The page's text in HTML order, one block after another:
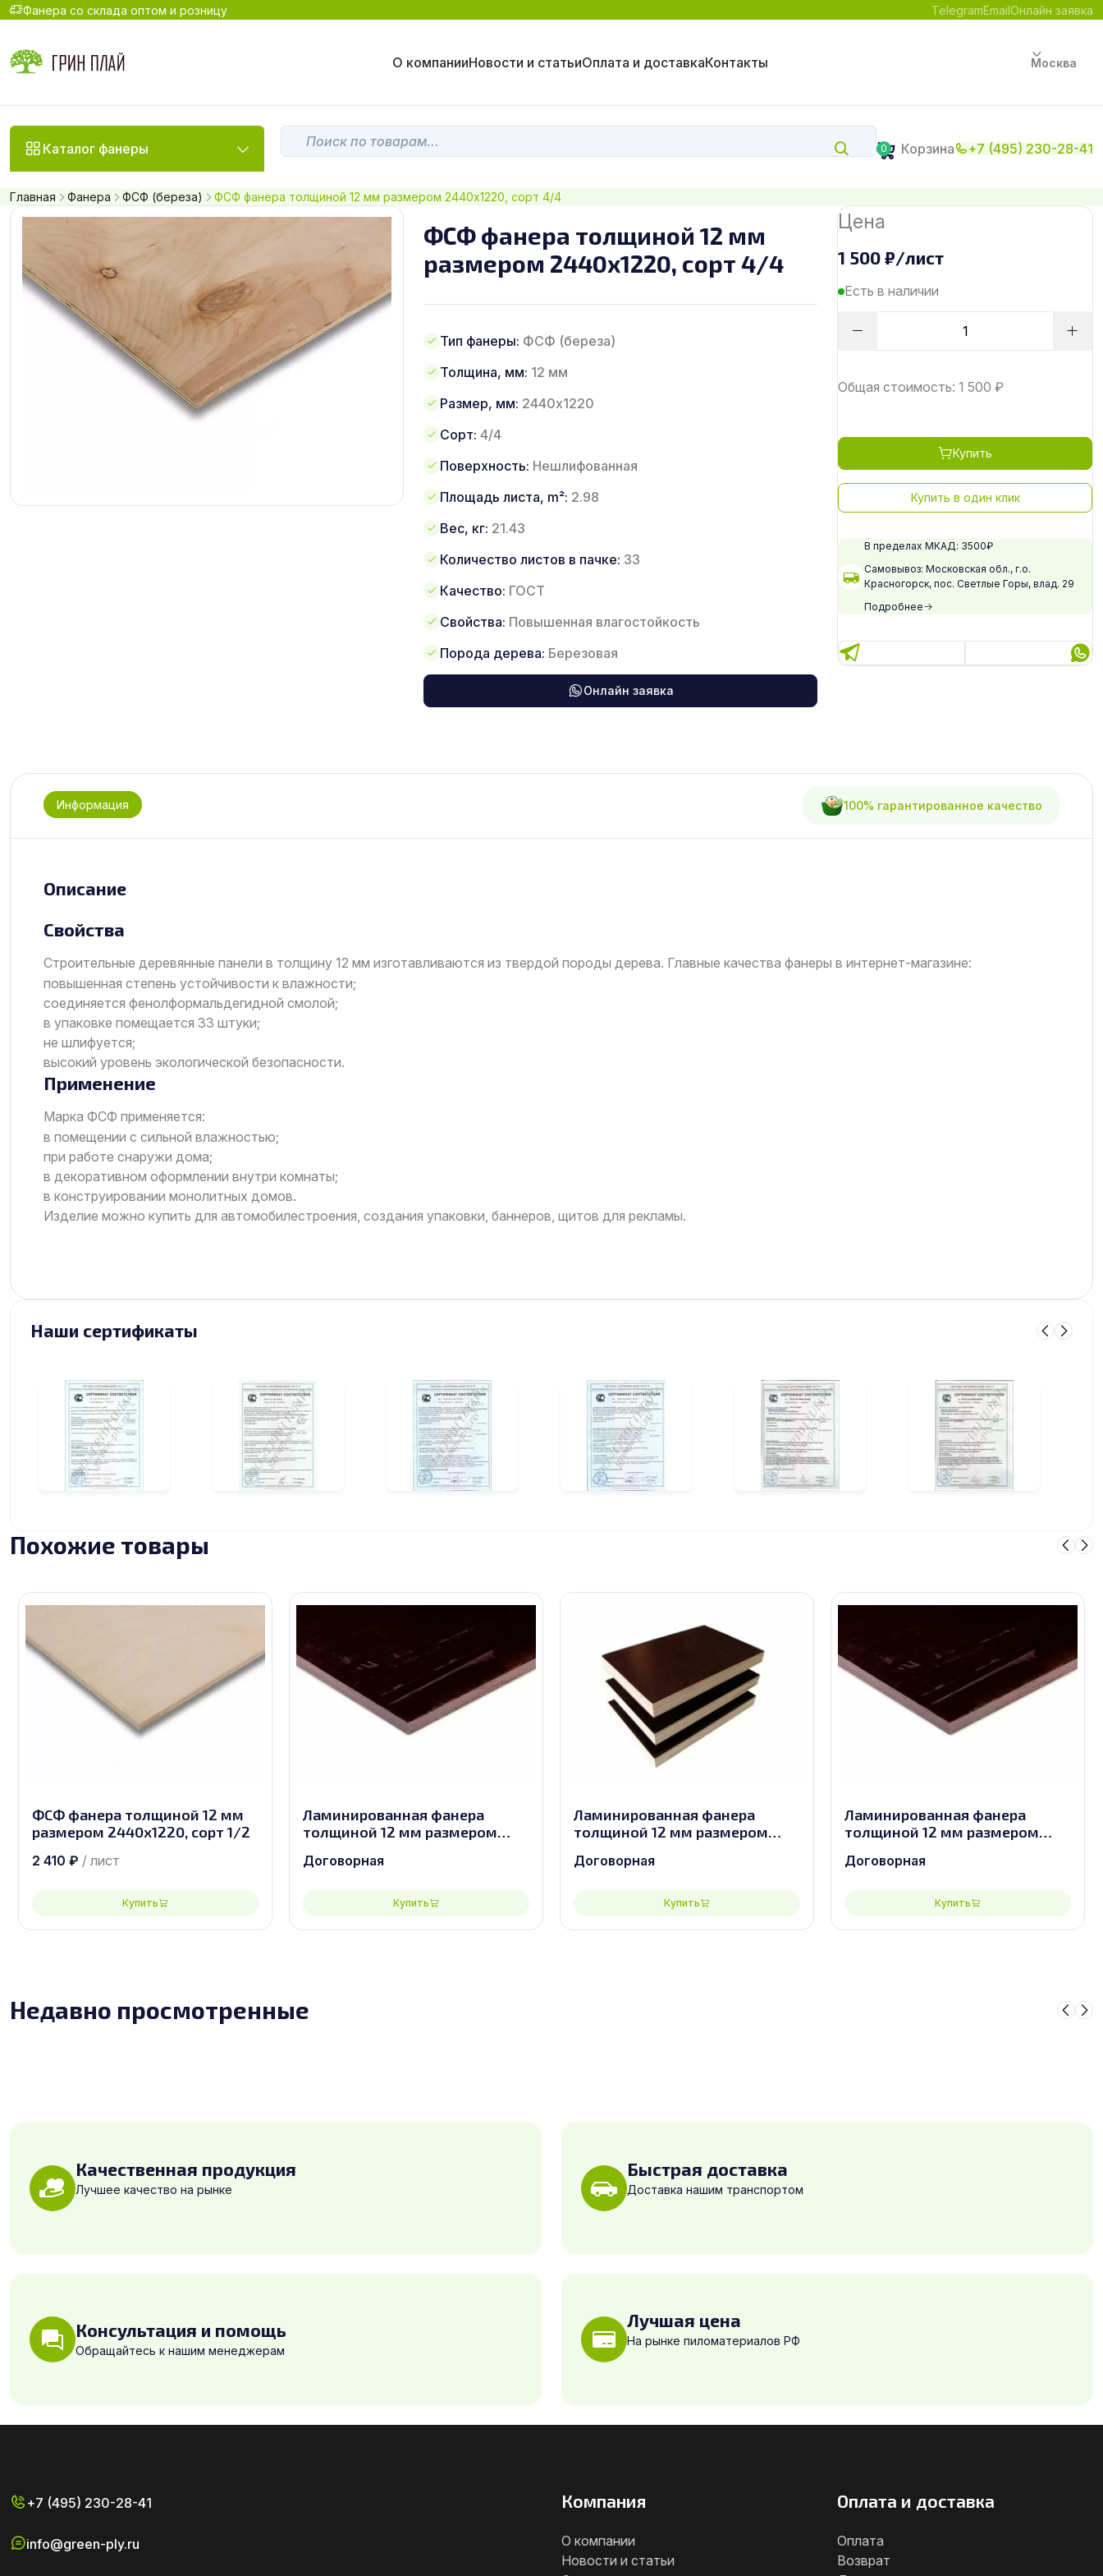
Фанера со склада оптом и розницу TelegramEmailОнлайн заявка
О компанииНовости и статьиОплата и доставкаКонтакты Москва
Каталог фанеры 0 Корзина +7 (495) 230-28-41
Главная Фанера ФСФ (береза) ФСФ фанера толщиной 12 мм размером 2440х1220, сорт 4/4
ФСФ фанера толщиной 12 мм
размером 2440х1220, сорт 4/4
Тип фанеры: ФСФ (береза)
Толщина, мм: 12 мм
Размер, мм: 2440х1220
Сорт: 4/4
Поверхность: Нешлифованная
Площадь листа, m²: 2.98
Вес, кг: 21.43
Количество листов в пачке: 33
Качество: ГОСТ
Свойства: Повышенная влагостойкость
Порода дерева: Березовая
Онлайн заявка
Цена
1 500 ₽/лист
Есть в наличии
Общая стоимость: 1 500 ₽
Купить
Купить в один клик
В пределах МКАД: 3500₽
Самовывоз: Московская обл., г.о.
Красногорск, пос. Светлые Горы, влад. 29
Подробнее
Информация 100% гарантированное качество
Описание
Свойства
Строительные деревянные панели в толщину 12 мм изготавливаются из твердой породы дерева. Главные качества фанеры в интернет-магазине:
повышенная степень устойчивости к влажности;
соединяется фенолформальдегидной смолой;
в упаковке помещается 33 штуки;
не шлифуется;
высокий уровень экологической безопасности.
Применение
Марка ФСФ применяется:
в помещении с сильной влажностью;
при работе снаружи дома;
в декоративном оформлении внутри комнаты;
в конструировании монолитных домов.
Изделие можно купить для автомобилестроения, создания упаковки, баннеров, щитов для рекламы.
Наши сертификаты
Похожие товары
ФСФ фанера толщиной 12 мм
размером 2440х1220, сорт 1/2
2 410 ₽ / лист
Купить
Ламинированная фанера
толщиной 12 мм размером
Договорная
Купить
Ламинированная фанера
толщиной 12 мм размером
Договорная
Купить
Ламинированная фанера
толщиной 12 мм размером
Договорная
Купить
Недавно просмотренные
Качественная продукция
Лучшее качество на рынке
Быстрая доставка
Доставка нашим транспортом
Консультация и помощь
Обращайтесь к нашим менеджерам
Лучшая цена
На рынке пиломатериалов РФ
+7 (495) 230-28-41
info@green-ply.ru
Компания
О компании
Новости и статьи
Оплата и доставка
Оплата
Возврат